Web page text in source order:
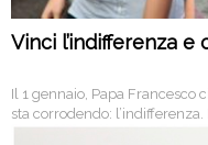
Vinci l’indifferenza e
Il 1 gennaio, Papa Francesco
sta corrodendo: